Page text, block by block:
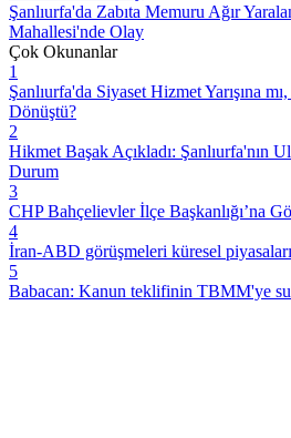
Şanlıurfa'da Zabıta Memuru Ağır
Mahallesi'nde Olay
Çok Okunanlar
1
Şanlıurfa'da Siyaset Hizmet Yarışına
Dönüştü?
2
Hikmet Başak Açıkladı: Şanlıurfa'nın
Durum
3
CHP Bahçelievler İlçe Başkanlığı’na
4
İran-ABD görüşmeleri küresel
5
Babacan: Kanun teklifinin TBMM'ye